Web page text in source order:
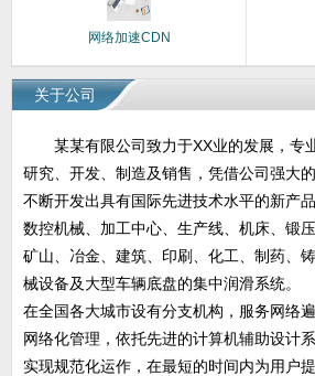
网络加速CDN
关于公司
某某有限公司致力于XX业的发展，专
研究、开发、制造及销售，凭借公司强大
不断开发出具有国际先进技术水平的新产
数控机械、加工中心、生产线、机床、锻
矿山、冶金、建筑、印刷、化工、制药、
械设备及大型车辆底盘的集中润滑系统
在全国各大城市设有分支机构，服务网络
网络化管理，依托先进的计算机辅助设计
实现规范化运作，在最短的时间内为用户提